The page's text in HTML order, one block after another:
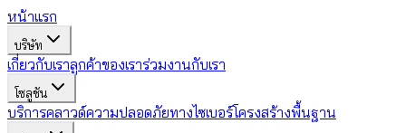
หน้าแรก
บริษัท
เกี่ยวกับเราลูกค้าของเราร่วมงานกับเรา
โซลูชัน
บริการคลาวด์ความปลอดภัยทางไซเบอร์โครงสร้างพื้นฐาน